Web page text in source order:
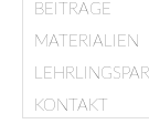
BEITRÄGE
MATERIALIEN
KONTAKT